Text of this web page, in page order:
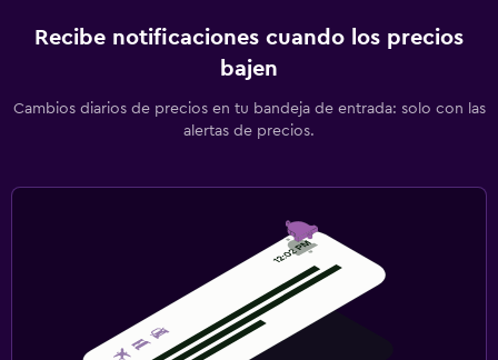
Recibe notificaciones cuando los precios
bajen
Cambios diarios de precios en tu bandeja de entrada: solo con las
alertas de precios.